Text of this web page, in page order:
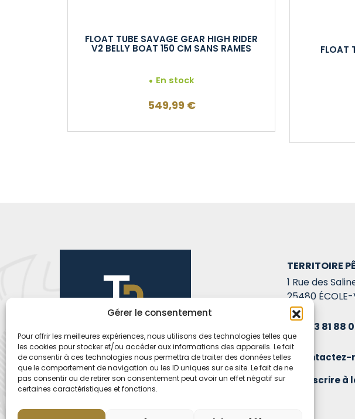
Gérer le consentement
Pour offrir les meilleures expériences, nous utilisons des technologies telles que
les cookies pour stocker et/ou accéder aux informations des appareils. Le fait
de consentir à ces technologies nous permettra de traiter des données telles
que le comportement de navigation ou les ID uniques sur ce site. Le fait de ne
pas consentir ou de retirer son consentement peut avoir un effet négatif sur
certaines caractéristiques et fonctions.
FLOAT TUBE SAVAGE GEAR HIGH RIDER
V2 BELLY BOAT 150 CM SANS RAMES
En stock
549,99 €
FLOAT
TERRITOIRE
1 Rue des
25480 ÉCOLE-
03 81 88
Contactez-
S'inscrire